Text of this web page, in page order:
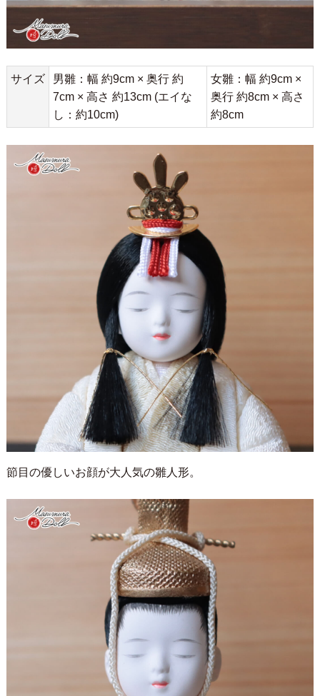
サイズ
男雛：幅 約9cm × 奥行 約
7cm × 高さ 約13cm (エイな
し：約10cm)
女雛：幅 約9cm ×
奥行 約8cm × 高さ
約8cm
節目の優しいお顔が大人気の雛人形。